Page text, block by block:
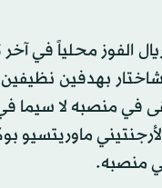
كما سقط قارياً أمام
في منصبه لا
ماوريتسيو
منصبه.